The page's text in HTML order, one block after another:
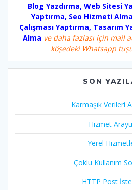
Blog Yazdırma, Web Sitesi
Yaptırma, Seo Hizmeti
Çalışması Yaptırma, Tasarım
Alma ve daha fazlası için mail
köşedeki Whatsapp
SON
Karmaşık Verileri
Hizmet
Yerel
Çoklu Kullanım
HTTP Post